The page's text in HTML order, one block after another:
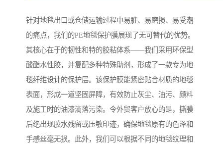
针对地毯出口或仓储运输过程中易脏、易磨损、易受潮
的痛点，我们的PE地毯保护膜展现了无可替代的优势。
其核心在于的韧性和特的胶粘体系——我们采用环保型
酸酯水性胶，并复配多种特殊助剂，形成了一款专为地
毯纤维设计的保护层。该保护膜能紧密贴合材质的地毯
表面，形成一道坚固屏障，有效防止灰尘、油污、颜料
及施工时的油漆滴落污染。令外贸客户放心的是，撕膜
后绝出现胶水残留或压敏印迹，确保地毯原有的色泽和
手感丝毫无损。此外，我们可以根据不同的地毯纹理和